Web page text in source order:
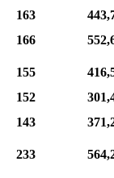
163
166
155
152
143
233